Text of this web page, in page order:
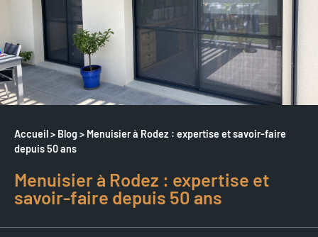
Accueil> Blog > Menuisier à Rodez : expertise et savoir-faire
depuis 50 ans
Menuisier à Rodez : expertise et
savoir-faire depuis 50 ans